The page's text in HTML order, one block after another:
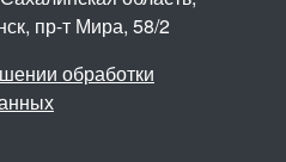
пр-т Мира, 58/2
обработки